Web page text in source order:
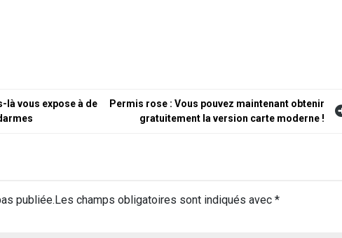
là vous expose à de
Permis rose : Vous pouvez maintenant obtenir
gratuitement la version carte moderne !
publiée. Les champs obligatoires sont indiqués avec *